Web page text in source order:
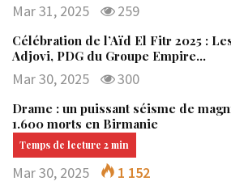
Mar 31, 2025 259
Célébration de l’Aïd El Fitr 2025 :
Adjovi, PDG du Groupe Empire…
Mar 30, 2025 300
Drame : un puissant séisme de
1.600 morts en Birmanie
Mar 30, 2025 1 152